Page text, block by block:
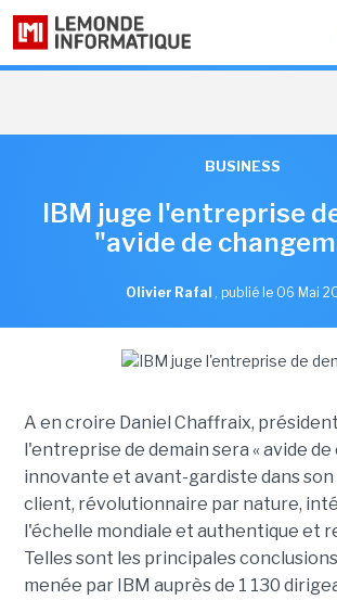
BUSINESS
IBM juge l'entreprise
"avide de
Olivier Rafal , publié le 06 Mai
A en croire Daniel Chaffraix,
l'entreprise de demain sera « avide
innovante et avant-gardiste dans
client, révolutionnaire par nature,
l'échelle mondiale et authentique et
Telles sont les principales
menée par IBM auprès de 1 130